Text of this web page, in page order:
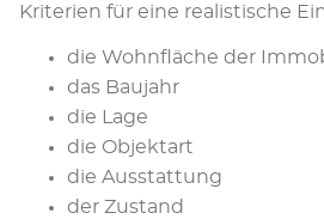
Kri­te­rien für ei­ne rea­li­sti­sche
die Wohnfläche der
das Baujahr
die Lage
die Objektart
die Ausstattung
der Zustand